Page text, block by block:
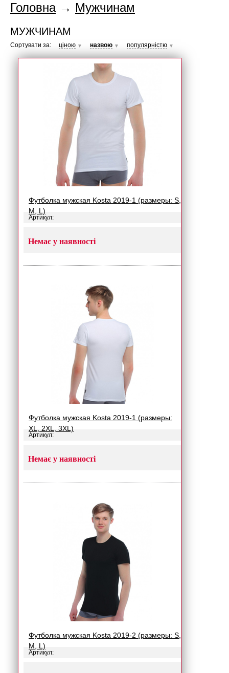
Головна→ Мужчинам
МУЖЧИНАМ
Сортувати за: ціною ▼ назвою ▼ популярністю ▼
Футболка мужская Kosta 2019-1 (размеры: S,
M, L)
Артикул:
Немає у наявності
Футболка мужская Kosta 2019-1 (размеры:
XL, 2XL, 3XL)
Артикул:
Немає у наявності
Футболка мужская Kosta 2019-2 (размеры: S,
M, L)
Артикул: